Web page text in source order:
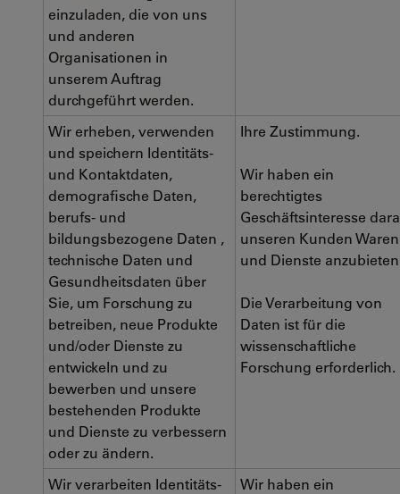
einzuladen, die von uns
und anderen
Organisationen in
unserem Auftrag
durchgeführt werden.
Wir erheben, verwenden
und speichern Identitäts-
und Kontaktdaten,
demografische Daten,
berufs- und
bildungsbezogene Daten ,
technische Daten und
Gesundheitsdaten über
Sie, um Forschung zu
betreiben, neue Produkte
und/oder Dienste zu
entwickeln und zu
bewerben und unsere
bestehenden Produkte
und Dienste zu verbessern
oder zu ändern.
Ihre Zustimmung.
Wir haben ein
berechtigtes
Geschäftsinteresse
unseren Kunden Waren
und Dienste
Die Verarbeitung von
Daten ist für die
wissenschaftliche
Forschung erforderlich.
Wir verarbeiten Identitäts-
Wir haben ein